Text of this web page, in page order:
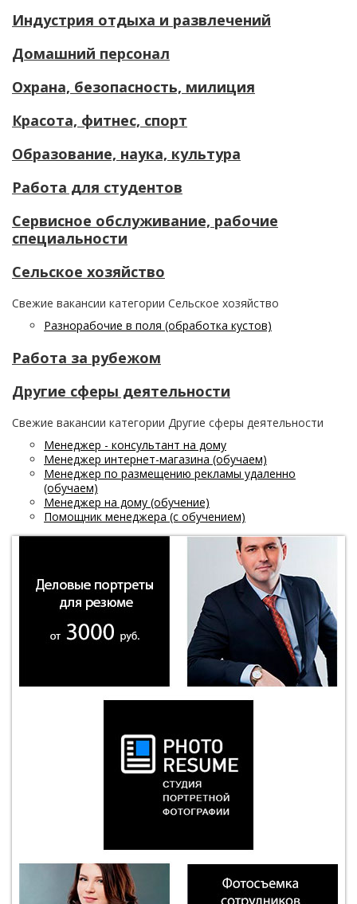
Индустрия отдыха и развлечений
Домашний персонал
Охрана, безопасность, милиция
Красота, фитнес, спорт
Образование, наука, культура
Работа для студентов
Сервисное обслуживание, рабочие
специальности
Сельское хозяйство
Свежие вакансии категории Сельское хозяйство
Разнорабочие в поля (обработка кустов)
Работа за рубежом
Другие сферы деятельности
Свежие вакансии категории Другие сферы деятельности
Менеджер - консультант на дому
Менеджер интернет-магазина (обучаем)
Менеджер по размещению рекламы удаленно
(обучаем)
Менеджер на дому (обучение)
Помощник менеджера (с обучением)